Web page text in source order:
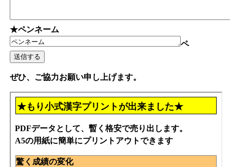
★ペンネーム
ペ
ぜひ、ご協力お願い申し上げます。